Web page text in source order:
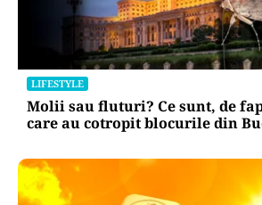
LIFESTYLE
Molii sau fluturi? Ce sunt, de
care au cotropit blocurile din